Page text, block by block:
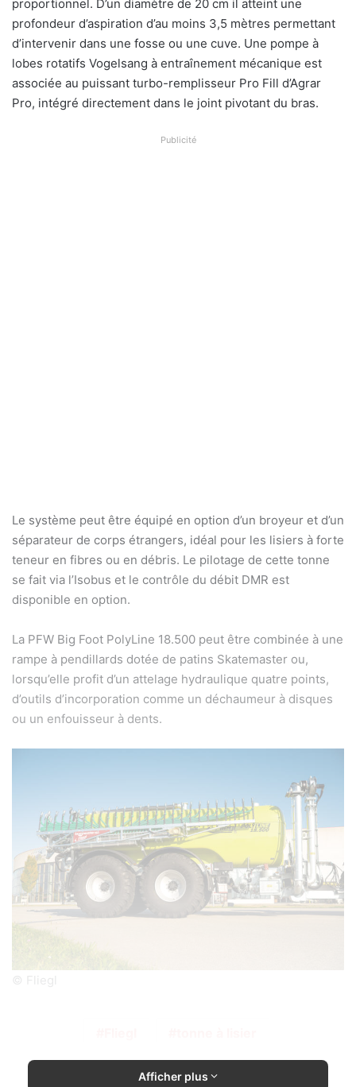
proportionnel. D’un diamètre de 20 cm il atteint une
profondeur d’aspiration d’au moins 3,5 mètres permettant
d’intervenir dans une fosse ou une cuve. Une pompe à
lobes rotatifs Vogelsang à entraînement mécanique est
associée au puissant turbo-remplisseur Pro Fill d’Agrar
Pro, intégré directement dans le joint pivotant du bras.
Publicité
Le système peut être équipé en option d’un broyeur et d’un
séparateur de corps étrangers, idéal pour les lisiers à forte
teneur en fibres ou en débris. Le pilotage de cette tonne
se fait via l’Isobus et le contrôle du débit DMR est
disponible en option.
La PFW Big Foot PolyLine 18.500 peut être combinée à une
rampe à pendillards dotée de patins Skatemaster ou,
lorsqu’elle profit d’un attelage hydraulique quatre points,
d’outils d’incorporation comme un déchaumeur à disques
ou un enfouisseur à dents.
© Fliegl
Afficher plus